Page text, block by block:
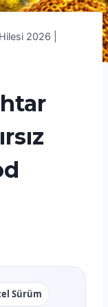
2026 |
Sürüm